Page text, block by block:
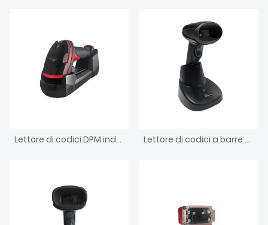
Lettore di codici DPM industriale portatile wireless Lettore di codici a barre BT wireless portatile industriale